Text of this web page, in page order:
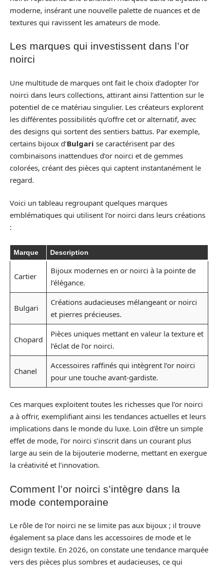
moderne, insérant une nouvelle palette de nuances et de
textures qui ravissent les amateurs de mode.
Les marques qui investissent dans l’or
noirci
Une multitude de marques ont fait le choix d’adopter l’or
noirci dans leurs collections, attirant ainsi l’attention sur le
potentiel de ce matériau singulier. Les créateurs explorent
les différentes possibilités qu’offre cet or alternatif, avec
des designs qui sortent des sentiers battus. Par exemple,
certains bijoux d’Bulgari se caractérisent par des
combinaisons inattendues d’or noirci et de gemmes
colorées, créant des pièces qui captent instantanément le
regard.
Voici un tableau regroupant quelques marques
emblématiques qui utilisent l’or noirci dans leurs créations
:
Marque Description
Cartier
Bijoux modernes en or noirci à la pointe de
l’élégance.
Bulgari
Créations audacieuses mélangeant or noirci
et pierres précieuses.
Chopard
Pièces uniques mettant en valeur la texture et
l’éclat de l’or noirci.
Chanel
Accessoires raffinés qui intègrent l’or noirci
pour une touche avant-gardiste.
Ces marques exploitent toutes les richesses que l’or noirci
a à offrir, exemplifiant ainsi les tendances actuelles et leurs
implications dans le monde du luxe. Loin d’être un simple
effet de mode, l’or noirci s’inscrit dans un courant plus
large au sein de la bijouterie moderne, mettant en exergue
la créativité et l’innovation.
Comment l’or noirci s’intègre dans la
mode contemporaine
Le rôle de l’or noirci ne se limite pas aux bijoux ; il trouve
également sa place dans les accessoires de mode et le
design textile. En 2026, on constate une tendance marquée
vers des pièces plus sombres et audacieuses, ce qui